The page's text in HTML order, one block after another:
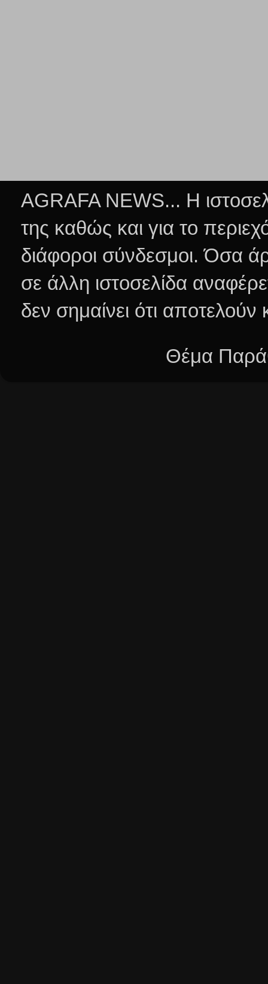
AGRAFA NEWS... Η
της καθώς και για το
διάφοροι σύνδεσμοι.Όσα
σε άλλη ιστοσελίδα
δεν σημαίνει ότι
Θέμα